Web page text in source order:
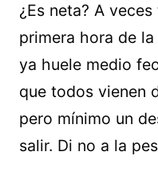
¿Es neta? A
primera hora de
ya huele medio
que todos vienen
pero mínimo un
salir. Di no a la